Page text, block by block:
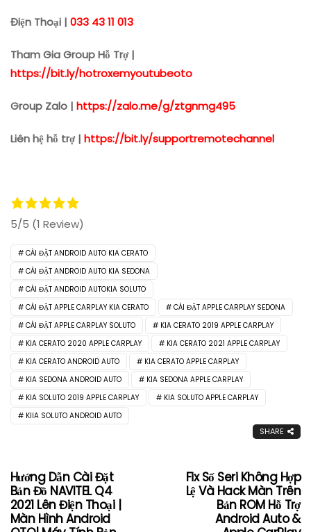
Điện Thoại | 033 43 11 013
Tham Gia Group Hỗ Trợ |
https://bit.ly/hotroxemyoutubeoto
Group Zalo | https://zalo.me/g/ztgnmg495
Liên hệ hỗ trợ | https://bit.ly/supportremotechannel
5/5 (1 Review)
CÀI ĐẶT ANDROID AUTO KIA CERATO
CÀI ĐẶT ANDROID AUTO KIA SEDONA
CÀI ĐẶT ANDROID AUTOKIA SOLUTO
CÀI ĐẶT APPLE CARPLAY KIA CERATO
CÀI ĐẶT APPLE CARPLAY SEDONA
CÀI ĐẶT APPLE CARPLAY SOLUTO
KIA CERATO 2019 APPLE CARPLAY
KIA CERATO 2020 APPLE CARPLAY
KIA CERATO 2021 APPLE CARPLAY
KIA CERATO ANDROID AUTO
KIA CERATO APPLE CARPLAY
KIA SEDONA ANDROID AUTO
KIA SEDONA APPLE CARPLAY
KIA SOLUTO 2019 APPLE CARPLAY
KIA SOLUTO APPLE CARPLAY
KIIA SOLUTO ANDROID AUTO
SHARE
Hướng Dẫn Cài Đặt
Bản Đồ NAVITEL Q4
2021 Lên Điện Thoại |
Màn Hình Android
Fix Số Seri Không Hợp
Lệ Và Hack Màn Trên
Bản ROM Hỗ Trợ
Android Auto &